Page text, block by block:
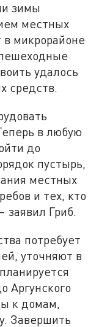
зимы
местных
микрорайоне
удалось
средств.
в любую
до
пустырь,
местных
и тех, кто
заявил Гриб.
потребует
уточняют в
Аргунского
к домам,
Завершить